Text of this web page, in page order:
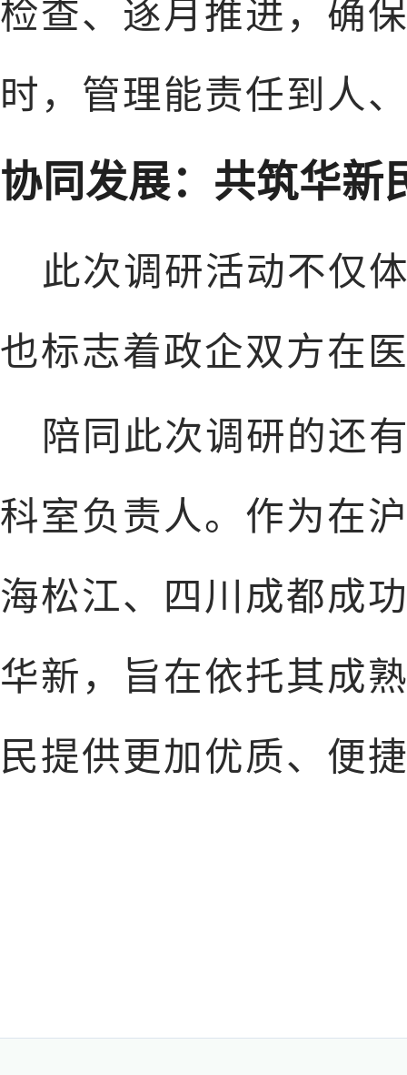
检查、逐月推进，确
时，管理能责任到人
协同发展：共筑华新
此次调研活动不仅
也标志着政企双方在
陪同此次调研的还
科室负责人。作为在
海松江、四川成都成
华新，旨在依托其成
民提供更加优质、便